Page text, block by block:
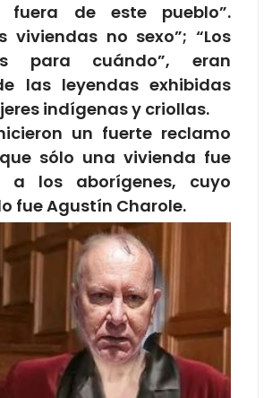
fuera de este pueblo”.
viviendas no sexo”; “Los
para cuándo”, eran
las leyendas exhibidas
indígenas y criollas.
un fuerte reclamo
sólo una vivienda fue
a los aborígenes, cuyo
fue Agustín Charole.